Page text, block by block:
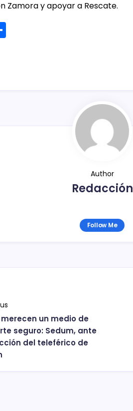
Zamora y apoyar a Rescate.
Author
Redacción
Follow Me
merecen un medio de
seguro: Sedum, ante
del teleférico de